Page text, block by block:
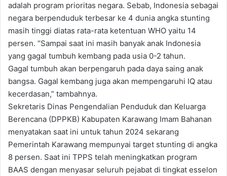
adalah program prioritas negara. Sebab, Indonesia sebagai
negara berpenduduk terbesar ke 4 dunia angka stunting
masih tinggi diatas rata-rata ketentuan WHO yaitu 14
persen. “Sampai saat ini masih banyak anak Indonesia
yang gagal tumbuh kembang pada usia 0-2 tahun.
Gagal tumbuh akan berpengaruh pada daya saing anak
bangsa. Gagal kembang juga akan mempengaruhi IQ atau
kecerdasan,” tambahnya.
Sekretaris Dinas Pengendalian Penduduk dan Keluarga
Berencana (DPPKB) Kabupaten Karawang Imam Bahanan
menyatakan saat ini untuk tahun 2024 sekarang
Pemerintah Karawang mempunyai target stunting di angka
8 persen. Saat ini TPPS telah meningkatkan program
BAAS dengan menyasar seluruh pejabat di tingkat esselon